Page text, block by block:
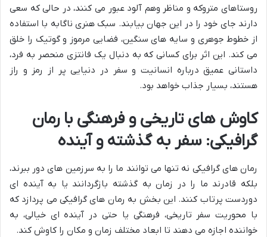
روستاهای متروکه و مناظر وهم آلود عبور می کنند، در حالی که سعی
دارند جای خود را در این جهان بیابند. سبک هنری ناگابه با استفاده
از خطوط جوهری و سایه های سنگین، فضایی مرموز و گوتیک را خلق
می کند. این اثر برای کسانی که به دنبال یک فانتزی منحصر به فرد،
داستانی عمیق درباره انسانیت و سفر در دنیایی پر از رمز و راز
هستند، بسیار جذاب خواهد بود.
کاوش های تاریخی و فرهنگی با رمان
گرافیکی: سفر به گذشته و آینده
رمان های گرافیکی نه تنها می توانند ما را به سرزمین های دور ببرند،
بلکه قادرند ما را در زمان به گذشته بازگردانند یا به آینده ای
دوردست پرتاب کنند. این بخش به رمان های گرافیکی می پردازد که
با محوریت سفر تاریخی، فرهنگی یا حتی در آینده ای خیالی، به
خواننده اجازه می دهند تا ابعاد مختلف زمان و مکان را کاوش کند.